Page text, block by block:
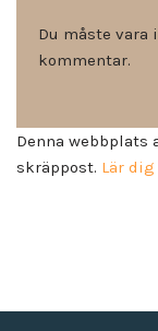
Du måste vara
kommentar.
Denna webbplats
skräppost. Lär